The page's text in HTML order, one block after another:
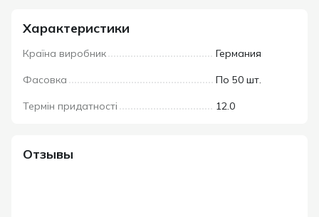
Характеристики
Країна виробник Германия
Фасовка По 50 шт.
Термін придатності 12.0
Отзывы